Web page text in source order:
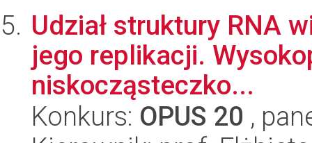
Udział struktury RNA
jego replikacji.
niskocząsteczko...
Konkurs: OPUS 20 ,